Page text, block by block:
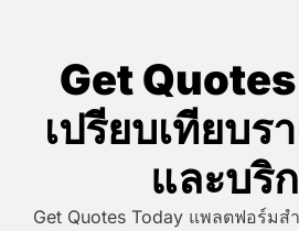
Get
เปรียบเทียบร
และบริ
Get Quotes Today แพลตฟอร์มส